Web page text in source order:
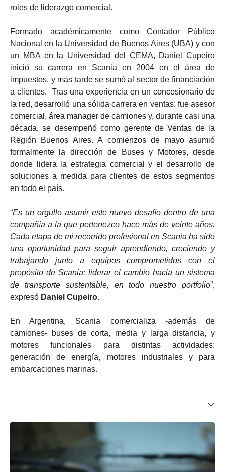
roles de liderazgo comercial.
Formado académicamente como Contador Público
Nacional en la Universidad de Buenos Aires (UBA) y con
un MBA en la Universidad del CEMA, Daniel Cupeiro
inició su carrera en Scania en 2004 en el área de
impuestos, y más tarde se sumó al sector de financiación
a clientes. Tras una experiencia en un concesionario de
la red, desarrolló una sólida carrera en ventas: fue asesor
comercial, área manager de camiones y, durante casi una
década, se desempeñó como gerente de Ventas de la
Región Buenos Aires. A comienzos de mayo asumió
formalmente la dirección de Buses y Motores, desde
donde lidera la estrategia comercial y el desarrollo de
soluciones a medida para clientes de estos segmentos
en todo el país.
“Es un orgullo asumir este nuevo desafío dentro de una
compañía a la que pertenezco hace más de veinte años.
Cada etapa de mi recorrido profesional en Scania ha sido
una oportunidad para seguir aprendiendo, creciendo y
trabajando junto a equipos comprometidos con el
propósito de Scania: liderar el cambio hacia un sistema
de transporte sustentable, en todo nuestro portfolio”,
expresó Daniel Cupeiro.
En Argentina, Scania comercializa -además de
camiones- buses de corta, media y larga distancia, y
motores funcionales para distintas actividades:
generación de energía, motores industriales y para
embarcaciones marinas.